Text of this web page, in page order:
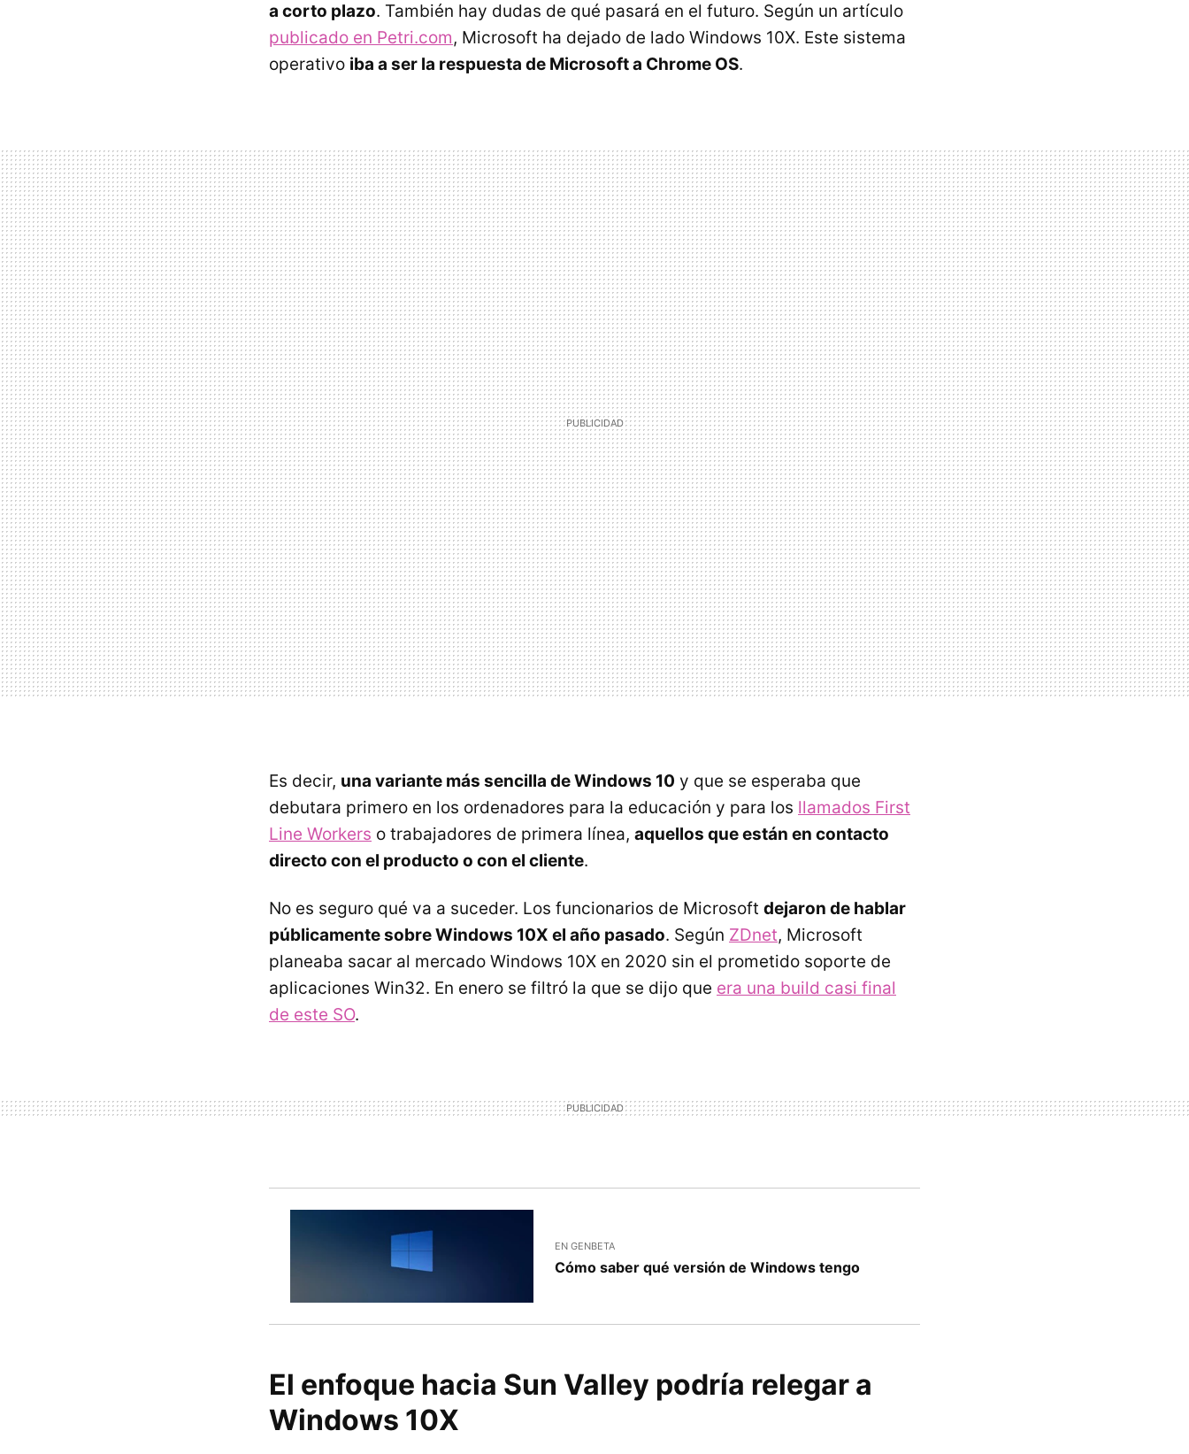
a corto plazo. También hay dudas de qué pasará en el futuro. Según un artículo
publicado en Petri.com, Microsoft ha dejado de lado Windows 10X. Este sistema
operativo iba a ser la respuesta de Microsoft a Chrome OS.
Es decir, una variante más sencilla de Windows 10 y que se esperaba que
debutara primero en los ordenadores para la educación y para los llamados First
Line Workers o trabajadores de primera línea, aquellos que están en contacto
directo con el producto o con el cliente.
No es seguro qué va a suceder. Los funcionarios de Microsoft dejaron de hablar
públicamente sobre Windows 10X el año pasado. Según ZDnet, Microsoft
planeaba sacar al mercado Windows 10X en 2020 sin el prometido soporte de
aplicaciones Win32. En enero se filtró la que se dijo que era una build casi final
de este SO.
EN GENBETA
Cómo saber qué versión de Windows tengo
El enfoque hacia Sun Valley podría relegar a
Windows 10X